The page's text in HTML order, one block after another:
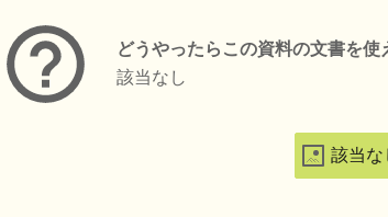
どうやったらこの資料の文書を使
該当なし
該当な